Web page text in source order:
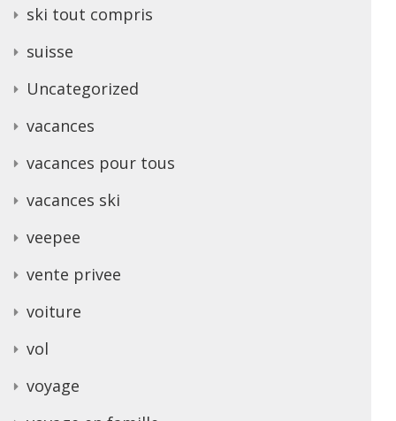
ski tout compris
suisse
Uncategorized
vacances
vacances pour tous
vacances ski
veepee
vente privee
voiture
vol
voyage